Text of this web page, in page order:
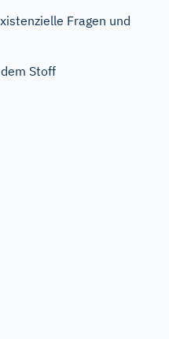
Fragen und
Stoff